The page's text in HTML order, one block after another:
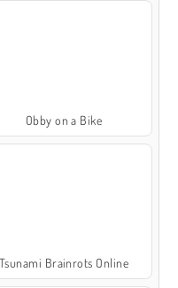
Obby on a Bike
Tsunami Brainrots Online